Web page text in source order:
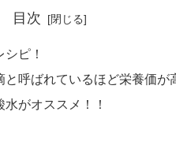
目次
ピ！
と呼ばれているほど栄養価が
がオススメ！！